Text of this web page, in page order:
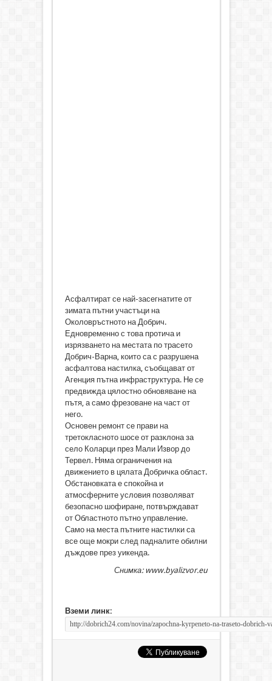
Асфалтират се най-засегнатите от
зимата пътни участъци на
Околовръстното на Добрич.
Едновременно с това протича и
изрязването на местата по трасето
Добрич-Варна, които са с разрушена
асфалтова настилка, съобщават от
Агенция пътна инфраструктура. Не се
предвижда цялостно обновяване на
пътя, а само фрезоване на част от
него.
Основен ремонт се прави на
третокласното шосе от разклона за
село Коларци през Мали Извор до
Тервел. Няма ограничения на
движението в цялата Добричка област.
Обстановката е спокойна и
атмосферните условия позволяват
безопасно шофиране, потвърждават
от Областното пътно управление.
Само на места пътните настилки са
все още мокри след падналите обилни
дъждове през уикенда.
Снимка: www.byalizvor.eu
Вземи линк: